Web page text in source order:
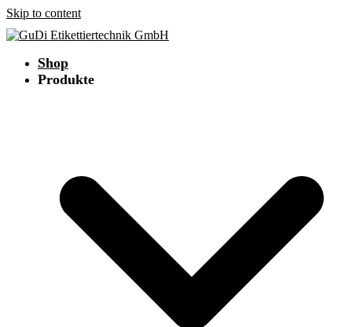
Skip to content
Shop
Produkte